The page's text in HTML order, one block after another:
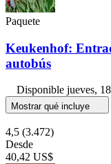
Paquete
Keukenhof:
autobús
Disponible jueves,
Mostrar qué incluye
4,5 (3.472)
Desde
40,42 US$